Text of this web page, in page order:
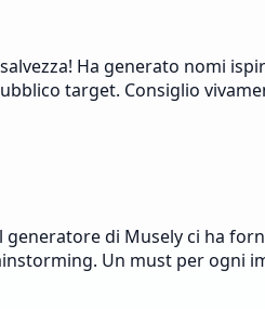
Ha generato nomi
target. Consiglio
di Musely ci ha
Un must per ogni